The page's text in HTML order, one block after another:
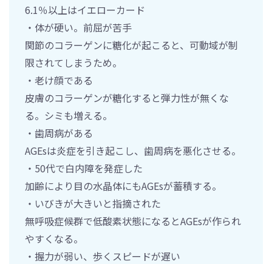
6.1％以上はイエローカード
・体が硬い。前屈が苦手
関節のコラーゲンに糖化が起こると、可動域が制
限されてしまうため。
・老け顔である
皮膚のコラーゲンが糖化すると弾力性が無くな
る。シミも増える。
・歯周病がある
AGEsは炎症を引き起こし、歯周病を悪化させる。
・50代で白内障を発症した
加齢により目の水晶体にもAGEsが蓄積する。
・いびきが大きいと指摘された
無呼吸症候群で低酸素状態になるとAGEsが作られ
やすくなる。
・握力が弱い、歩くスピードが遅い